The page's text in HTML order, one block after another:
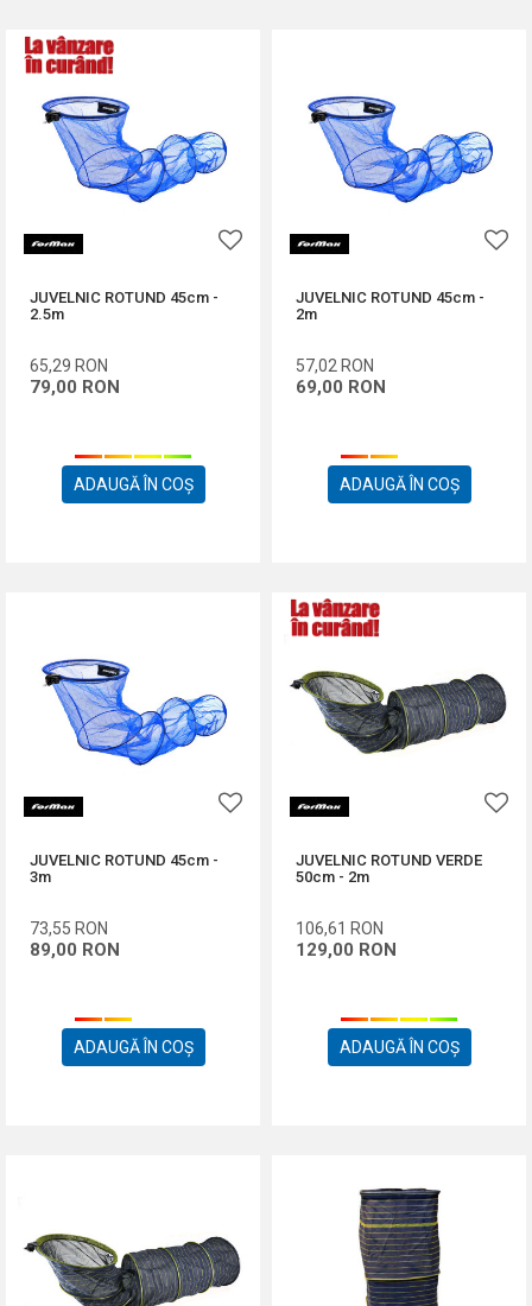
JUVELNIC ROTUND 45cm -
2.5m
65,29 RON
79,00 RON
ADAUGĂ ÎN COȘ
JUVELNIC ROTUND 45cm -
2m
57,02 RON
69,00 RON
ADAUGĂ ÎN COȘ
JUVELNIC ROTUND 45cm -
3m
73,55 RON
89,00 RON
ADAUGĂ ÎN COȘ
JUVELNIC ROTUND VERDE
50cm - 2m
106,61 RON
129,00 RON
ADAUGĂ ÎN COȘ